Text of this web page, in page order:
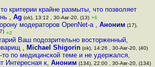
критерии крайне размыты, что позволяет
, Ag (ok), 13:12 , 30-Авг-20, (13) +6
модераторов OpenNet-а , Аноним (17),
+2
Ваш подозрительно восторженный,
, Michael Shigorin (ok), 14:26 , 30-Авг-20, (40)
то по медицинской теме и не удержался,
Интересная к,Аноним (134), 22:00 , 30-Авг-20, (134)